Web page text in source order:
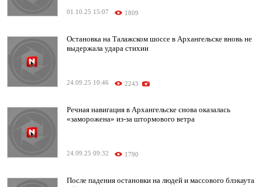
01.10.25 15:07 1809
Остановка на Талажском шоссе в Архангельске вновь не
выдержала удара стихии
24.09.25 10:46 2243
Речная навигация в Архангельске снова оказалась
«заморожена» из-за штормового ветра
24.09.25 09:32 1790
После падения остановки на людей и массового блэкаута